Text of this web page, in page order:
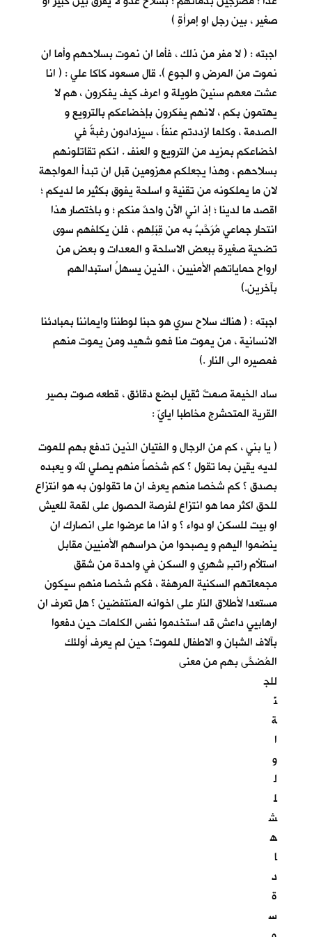
صغيرٍ ، بين رجلٍ او إمرأةٍ )
اجبته : ( لا مفر من ذلك ، فأما ان نموت بسلاحهم وأما ان
نموت من المرض و الجوع ). قال مسعود كاكا علي : ( انا
عشت معهم سنينَ طويلة و اعرف كيف يفكرون ، هم لا
يهتمون بكم ، لانهم يفكرون بإخضاعكم بالترويع و
الصدمة ، وكلما ازددتم عنفاً ، سيزدادون رغبةً في
اخضاعكم بمزيد من الترويع و العنف . انكم تقاتلونهم
بسلاحهم ، وهذا يجعلكم مهزومين قبل ان تبدأ المواجهة
لان ما يملكونه من تقنية و اسلحة يفوق بكثير ما لديكم ؛
اقصد ما لدينا ؛ إذ اني الآن واحدٌ منكم ؛ و باختصار هذا
انتحار جماعي مُرَحَّبٌ به من قِبَلِهم ، فلن يكلفهم سوى
تضحية صغيرة ببعض الاسلحة و المعدات و بعضٍ من
ارواح حماياتهم الأمنيين ، الذين يسهلُ استبدالهم
بآخرين.)
اجبته : ( هناك سلاح سري هو حبنا لوطننا وايماننا بمبادئنا
الانسانية ، من يموت منا فهو شهيد ومن يموت منهم
فمصيره الى النار .)
ساد الخيمة صمتٌ ثقيل لبضع دقائق ، قطعه صوت بصير
القريةالمتحشرج مخاطبا ايايّ :
( يا بني ، كم من الرجال و الفتيان الذين تدفع بهم للموت
لديه يقين بما تقول ؟ كم شخصاً منهم يصلي لله و يعبده
بصدق ؟ كم شخصا منهم يعرف ان ما تقولون به هو انتزاع
للحق اكثر مما هو انتزاع لفرصة الحصول على لقمة للعيش
او بيت للسكن او دواء ؟ و اذا ما عرضوا على انصارك ان
ينضموا اليهم و يصبحوا من حراسهم الأمنيين مقابل
استلأم راتبٍ شهري و السكن في واحدة من شقق
مجمعاتهم السكنية المرهفة ، فكم شخصا منهم سيكون
مستعدا لأطلاق النار على اخوانه المنتفضين ؟ هل تعرف ان
ارهابيي داعش قد استخدموا نفس الكلمات حين دفعوا
بآلاف الشبان و الاطفال للموت؟ حين لم يعرف أولئك
المُضحَّى بهم من معنى
للج
نّ
ة
ا
و
ل
ل
ش
ه
ا
د
ة
س